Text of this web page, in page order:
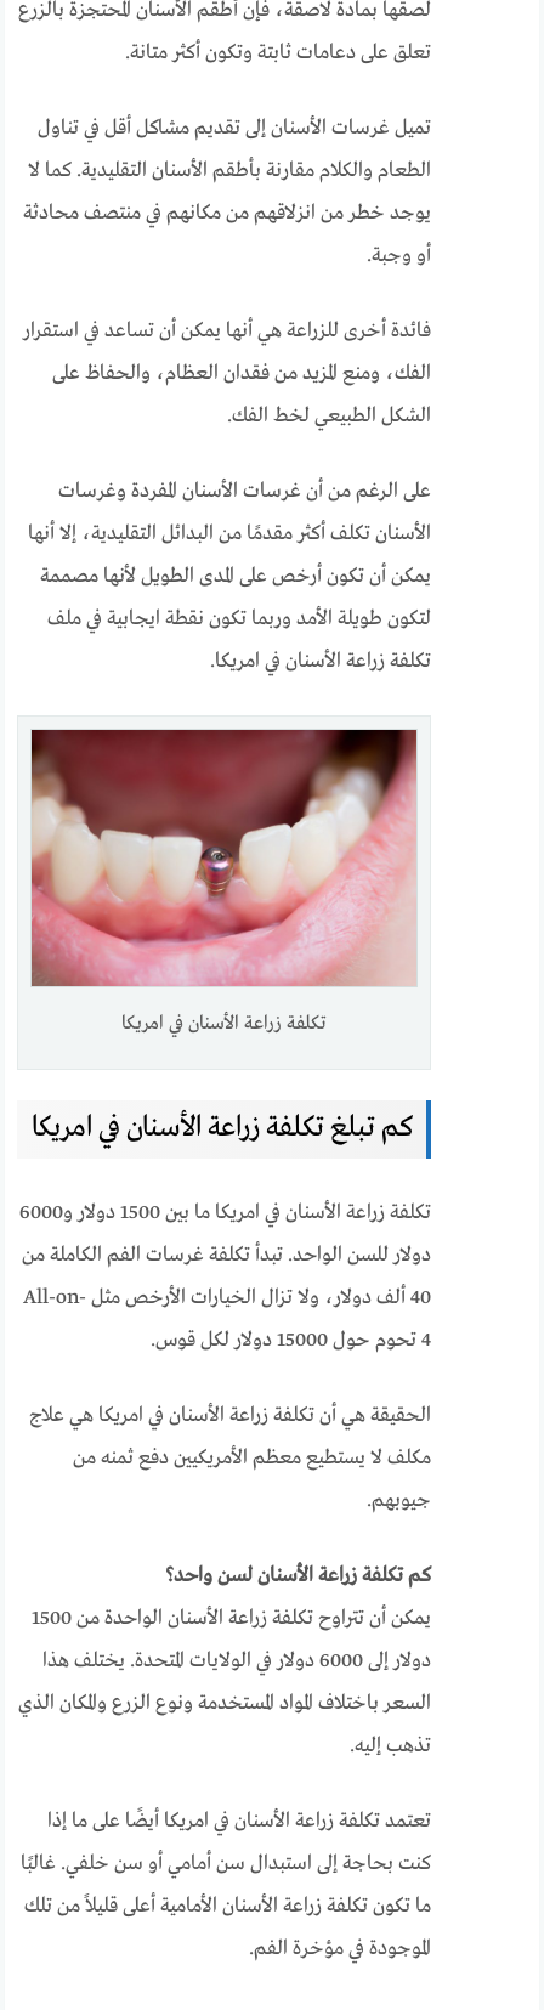
لصقها بمادة لاصقة، فإن أطقم الأسنان المحتجزة بالزرع
تعلق على دعامات ثابتة وتكون أكثر متانة.
تميل غرسات الأسنان إلى تقديم مشاكل أقل في تناول
الطعام والكلام مقارنة بأطقم الأسنان التقليدية. كما لا
يوجد خطر من انزلاقهم من مكانهم في منتصف محادثة
أو وجبة.
فائدة أخرى للزراعة هي أنها يمكن أن تساعد في استقرار
الفك، ومنع المزيد من فقدان العظام، والحفاظ على
الشكل الطبيعي لخط الفك.
على الرغم من أن غرسات الأسنان المفردة وغرسات
الأسنان تكلف أكثر مقدمًا من البدائل التقليدية، إلا أنها
يمكن أن تكون أرخص على المدى الطويل لأنها مصممة
لتكون طويلة الأمد وربما تكون نقطة ايجابية في ملف
تكلفة زراعة الأسنان في امريكا.
تكلفة زراعة الأسنان في امريكا
كم تبلغ تكلفة زراعة الأسنان في امريكا
تكلفة زراعة الأسنان في امريكا ما بين 1500 دولار و6000
دولار للسن الواحد. تبدأ تكلفة غرسات الفم الكاملة من
40 ألف دولار، ولا تزال الخيارات الأرخص مثل All-on-
4 تحوم حول 15000 دولار لكل قوس.
الحقيقة هي أن تكلفة زراعة الأسنان في امريكا هي علاج
مكلف لا يستطيع معظم الأمريكيين دفع ثمنه من
جيوبهم.
كم تكلفة زراعة الأسنان لسن واحد؟
يمكن أن تتراوح تكلفة زراعة الأسنان الواحدة من 1500
دولار إلى 6000 دولار في الولايات المتحدة. يختلف هذا
السعر باختلاف المواد المستخدمة ونوع الزرع والمكان الذي
تذهب إليه.
تعتمد تكلفة زراعة الأسنان في امريكا أيضًا على ما إذا
كنت بحاجة إلى استبدال سن أمامي أو سن خلفي. غالبًا
ما تكون تكلفة زراعة الأسنان الأمامية أعلى قليلاً من تلك
الموجودة في مؤخرة الفم.